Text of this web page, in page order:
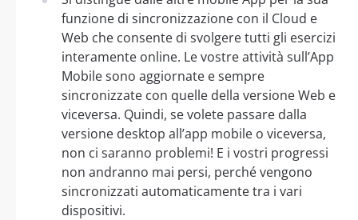
funzione di sincronizzazione con il Cloud e
Web che consente di svolgere tutti gli esercizi
interamente online. Le vostre attività sull’App
Mobile sono aggiornate e sempre
sincronizzate con quelle della versione Web e
viceversa. Quindi, se volete passare dalla
versione desktop all’app mobile o viceversa,
non ci saranno problemi! E i vostri progressi
non andranno mai persi, perché vengono
sincronizzati automaticamente tra i vari
dispositivi.